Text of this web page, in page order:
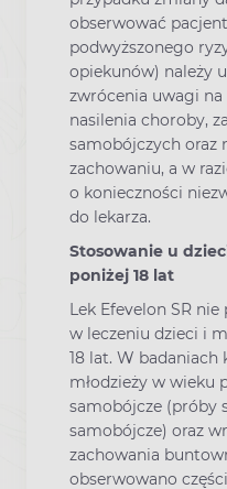
obserwować
podwyższonego
opiekunów) należy
zwrócenia uwagi
nasilenia choroby,
samobójczych oraz
zachowaniu, a w
o konieczności
do lekarza.
Stosowanie u
poniżej 18 lat
Lek Efevelon SR
w leczeniu dzieci i
18 lat. W
młodzieży w wieku
samobójcze (próby
samobójcze) oraz
zachowania
obserwowano